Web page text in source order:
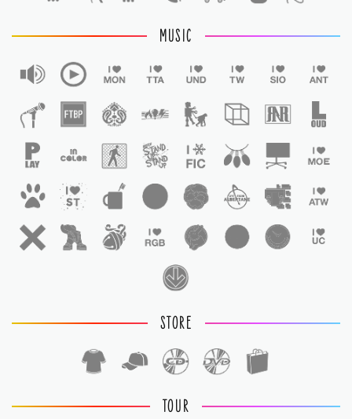
MUSIC
STORE
TOUR